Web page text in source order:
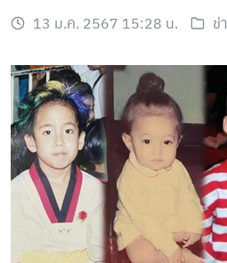
13 ม.ค. 2567 15:28 น. ข่